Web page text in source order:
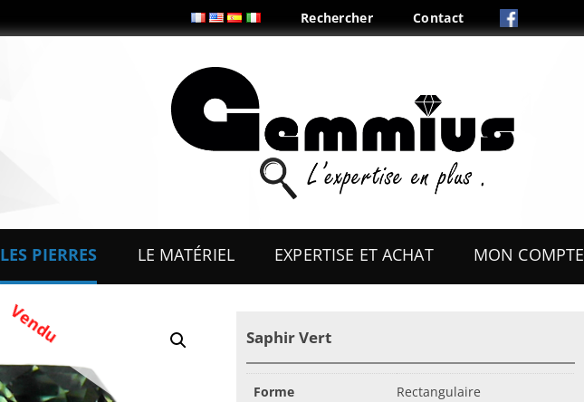
Rechercher Contact
au
contenu
LES PIERRES
PIERRES FINES
MINÉRAUX & CRISTAUX
LE MATÉRIEL
COFFRETS & PRÉSENTOIRS
EXPERTISE ET ACHAT MON COMPTE
Vendu Saphir Vert
Forme Rectangulaire